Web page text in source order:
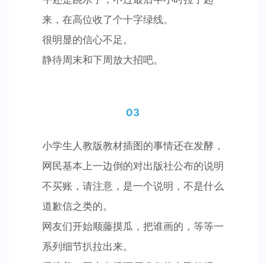
来，在高位收了个十字绿线。
很明显的信心不足。
静待周末和下周放大招吧。
03
小学生人教版教材插图的事情还在发酵，
网民基本上一边倒的对出版社公布的说明
不买账，请注意，是一个说明，不是什么
道歉信之类的。
网友们开始顺藤摸瓜，把谁画的，等等一
系列细节扒拉出来。